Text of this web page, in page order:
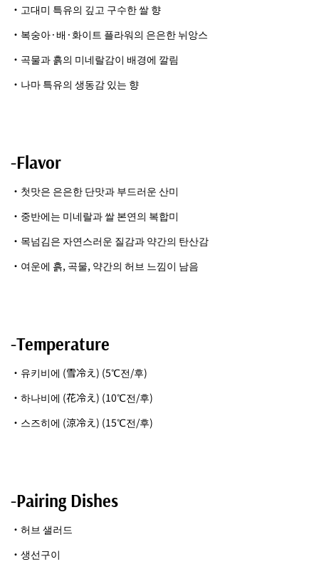
・고대미 특유의 깊고 구수한 쌀 향
・복숭아·배·화이트 플라워의 은은한 뉘앙스
・곡물과 흙의 미네랄감이 배경에 깔림
・나마 특유의 생동감 있는 향
-Flavor
・첫맛은 은은한 단맛과 부드러운 산미
・중반에는 미네랄과 쌀 본연의 복합미
・목넘김은 자연스러운 질감과 약간의 탄산감
・여운에 흙, 곡물, 약간의 허브 느낌이 남음
-Temperature
・유키비에 (雪冷え) (5℃전/후)
・하나비에 (花冷え) (10℃전/후)
・스즈히에 (涼冷え) (15℃전/후)
-Pairing Dishes
・허브 샐러드
・생선구이